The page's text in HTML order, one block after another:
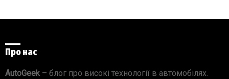
Про нас
AutoGeek– блог про високі технології в автомобілях.